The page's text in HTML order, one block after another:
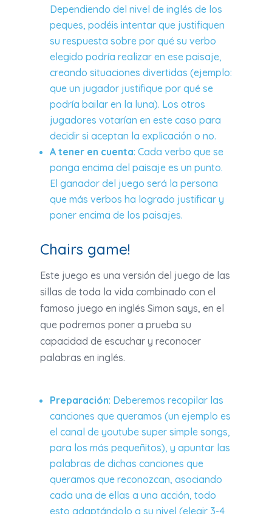
Dependiendo del nivel de inglés de los
peques, podéis intentar que justifiquen
su respuesta sobre por qué su verbo
elegido podría realizar en ese paisaje,
creando situaciones divertidas (ejemplo:
que un jugador justifique por qué se
podría bailar en la luna). Los otros
jugadores votarían en este caso para
decidir si aceptan la explicación o no.
A tener en cuenta: Cada verbo que se
ponga encima del paisaje es un punto.
El ganador del juego será la persona
que más verbos ha logrado justificar y
poner encima de los paisajes.
Chairs game!
Este juego es una versión del juego de las
sillas de toda la vida combinado con el
famoso juego en inglés Simon says, en el
que podremos poner a prueba su
capacidad de escuchar y reconocer
palabras en inglés.
Preparación: Deberemos recopilar las
canciones que queramos (un ejemplo es
el canal de youtube super simple songs,
para los más pequeñitos), y apuntar las
palabras de dichas canciones que
queramos que reconozcan, asociando
cada una de ellas a una acción, todo
esto adaptándolo a su nivel (elegir 3-4